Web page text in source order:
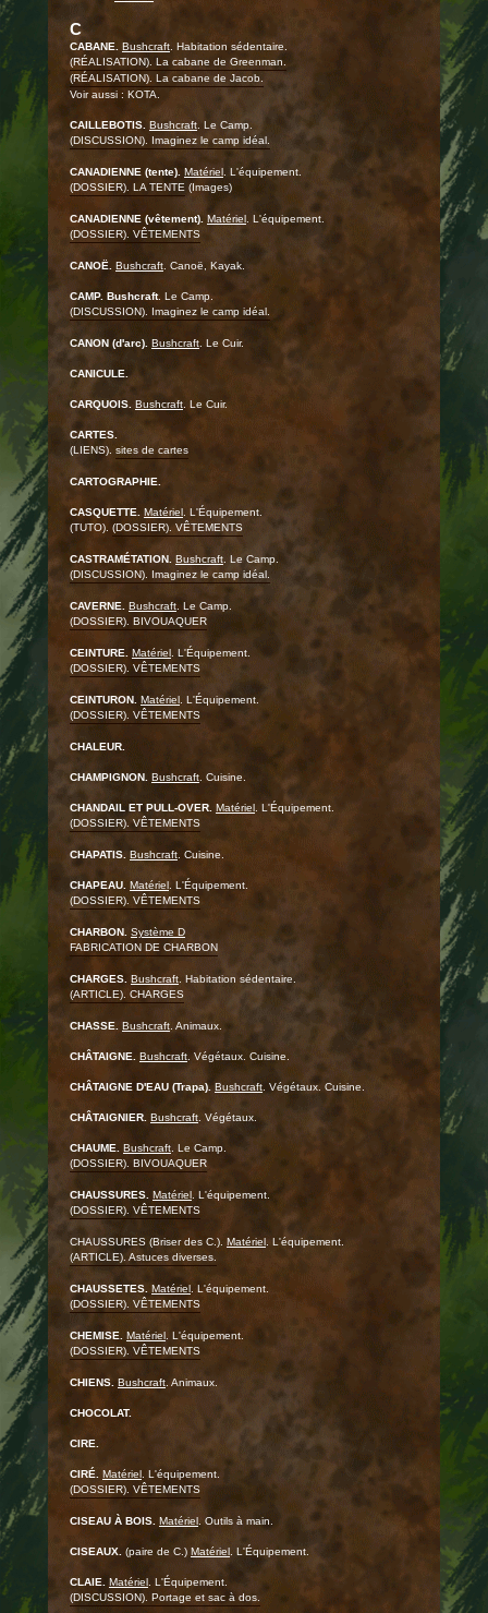
C
CABANE. Bushcraft . Habitation sédentaire.
(RÉALISATION). La cabane de Greenman.
(RÉALISATION). La cabane de Jacob.
Voir aussi : KOTA.
CAILLEBOTIS. Bushcraft . Le Camp.
(DISCUSSION). Imaginez le camp idéal.
CANADIENNE (tente). Matériel . L'équipement.
(DOSSIER). LA TENTE (Images)
CANADIENNE (vêtement). Matériel . L'équipement.
(DOSSIER). VÊTEMENTS
CANOË. Bushcraft . Canoë, Kayak.
CAMP. Bushcraft. Le Camp.
(DISCUSSION). Imaginez le camp idéal.
CANON (d'arc). Bushcraft . Le Cuir.
CANICULE.
CARQUOIS. Bushcraft . Le Cuir.
CARTES.
(LIENS). sites de cartes
CARTOGRAPHIE.
CASQUETTE. Matériel . L'Équipement.
(TUTO). (DOSSIER). VÊTEMENTS
CASTRAMÉTATION. Bushcraft . Le Camp.
(DISCUSSION). Imaginez le camp idéal.
CAVERNE. Bushcraft . Le Camp.
(DOSSIER). BIVOUAQUER
CEINTURE. Matériel . L'Équipement.
(DOSSIER). VÊTEMENTS
CEINTURON. Matériel . L'Équipement.
(DOSSIER). VÊTEMENTS
CHALEUR.
CHAMPIGNON. Bushcraft . Cuisine.
CHANDAIL ET PULL-OVER. Matériel . L'Équipement.
(DOSSIER). VÊTEMENTS
CHAPATIS. Bushcraft . Cuisine.
CHAPEAU. Matériel . L'Équipement.
(DOSSIER). VÊTEMENTS
CHARBON. Système D
FABRICATION DE CHARBON
CHARGES. Bushcraft . Habitation sédentaire.
(ARTICLE). CHARGES
CHASSE. Bushcraft . Animaux.
CHÂTAIGNE. Bushcraft . Végétaux. Cuisine.
CHÂTAIGNE D'EAU (Trapa). Bushcraft . Végétaux. Cuisine.
CHÂTAIGNIER. Bushcraft . Végétaux.
CHAUME. Bushcraft . Le Camp.
(DOSSIER). BIVOUAQUER
CHAUSSURES. Matériel . L'équipement.
(DOSSIER). VÊTEMENTS
CHAUSSURES (Briser des C.). Matériel . L'équipement.
(ARTICLE). Astuces diverses.
CHAUSSETES. Matériel . L'équipement.
(DOSSIER). VÊTEMENTS
CHEMISE. Matériel . L'équipement.
(DOSSIER). VÊTEMENTS
CHIENS. Bushcraft . Animaux.
CHOCOLAT.
CIRE.
CIRÉ. Matériel . L'équipement.
(DOSSIER). VÊTEMENTS
CISEAU À BOIS. Matériel . Outils à main.
CISEAUX. (paire de C.) Matériel . L'Équipement.
CLAIE. Matériel . L'Équipement.
(DISCUSSION). Portage et sac à dos.